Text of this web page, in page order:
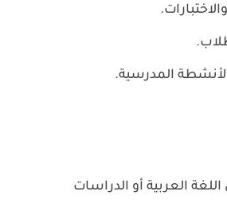
المدرسية.
العربية أو الدراسات